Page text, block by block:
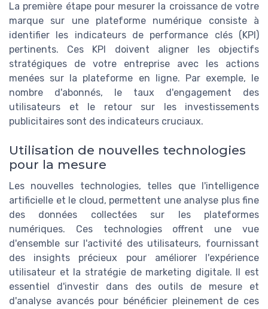
La première étape pour mesurer la croissance de votre
marque sur une plateforme numérique consiste à
identifier les indicateurs de performance clés (KPI)
pertinents. Ces KPI doivent aligner les objectifs
stratégiques de votre entreprise avec les actions
menées sur la plateforme en ligne. Par exemple, le
nombre d'abonnés, le taux d'engagement des
utilisateurs et le retour sur les investissements
publicitaires sont des indicateurs cruciaux.
Utilisation de nouvelles technologies
pour la mesure
Les nouvelles technologies, telles que l'intelligence
artificielle et le cloud, permettent une analyse plus fine
des données collectées sur les plateformes
numériques. Ces technologies offrent une vue
d'ensemble sur l'activité des utilisateurs, fournissant
des insights précieux pour améliorer l'expérience
utilisateur et la stratégie de marketing digitale. Il est
essentiel d'investir dans des outils de mesure et
d'analyse avancés pour bénéficier pleinement de ces